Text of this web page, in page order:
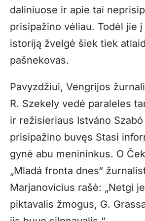
daliniuose ir apie tai
prisipažino vėliau. Todėl jie į
istoriją žvelgė šiek tiek
pašnekovas.
Pavyzdžiui, Vengrijos
R. Szekely vedė paraleles
ir režisieriaus Istváno
prisipažino buvęs Stasi
gynė abu menininkus. O
„Mladá fronta dnes“
Marjanovicius rašė: „Netgi
piktavalis žmogus, G.